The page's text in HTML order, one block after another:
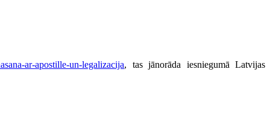
ar-apostille-un-legalizacija, tas jānorāda iesniegumā Latvijas